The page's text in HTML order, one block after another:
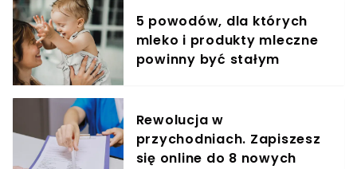
5 powodów, dla których
mleko i produkty mleczne
powinny być stałym
Rewolucja w
przychodniach. Zapiszesz
się online do 8 nowych